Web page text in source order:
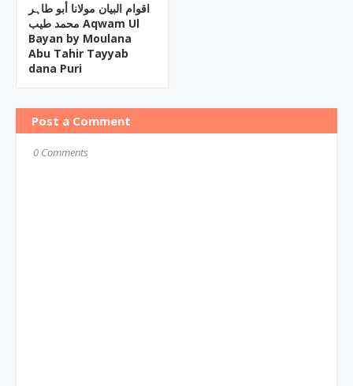
اقوام البیان مولانا أبو طاہر
محمد طیب Aqwam Ul
Bayan by Moulana
Abu Tahir Tayyab
dana Puri
Post a Comment
0 Comments